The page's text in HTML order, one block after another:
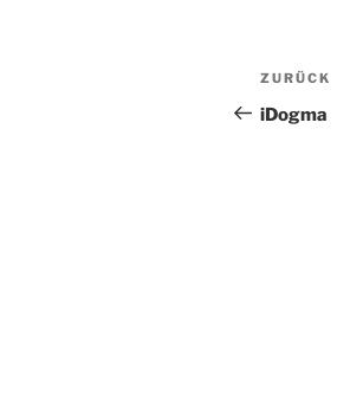
Vorheriger
Beitrag
ZURÜCK
iDogma